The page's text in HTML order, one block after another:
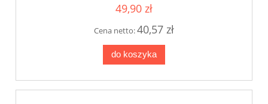
49,90 zł
Cena netto:40,57 zł
do koszyka